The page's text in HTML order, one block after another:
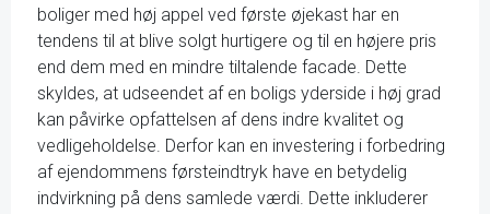
boliger med høj appel ved første øjekast har en
tendens til at blive solgt hurtigere og til en højere pris
end dem med en mindre tiltalende facade. Dette
skyldes, at udseendet af en boligs yderside i høj grad
kan påvirke opfattelsen af dens indre kvalitet og
vedligeholdelse. Derfor kan en investering i forbedring
af ejendommens førsteindtryk have en betydelig
indvirkning på dens samlede værdi. Dette inkluderer